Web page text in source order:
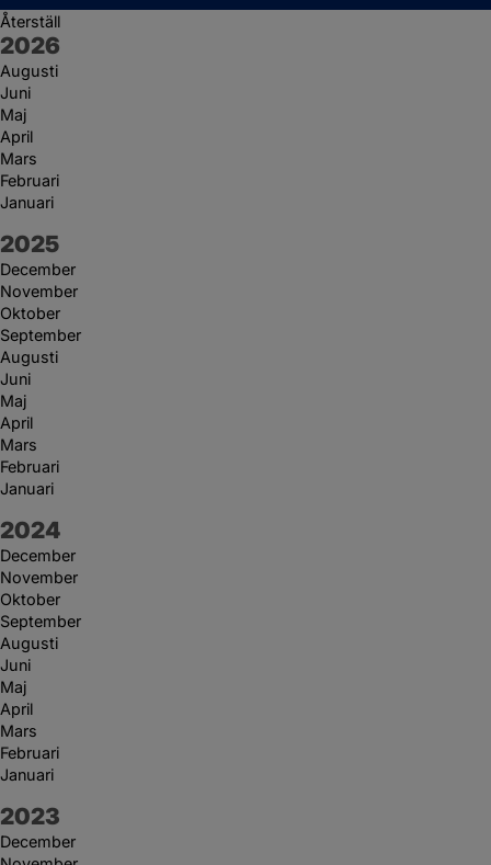
Återställ
År:
2026
Augusti
Juni
Maj
April
Mars
Februari
Januari
År:
2025
December
November
Oktober
September
Augusti
Juni
Maj
April
Mars
Februari
Januari
År:
2024
December
November
Oktober
September
Augusti
Juni
Maj
April
Mars
Februari
Januari
År:
2023
December